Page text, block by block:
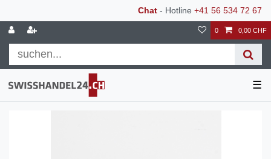
Chat - Hotline +41 56 534 72 67
0 0,00 CHF
☰